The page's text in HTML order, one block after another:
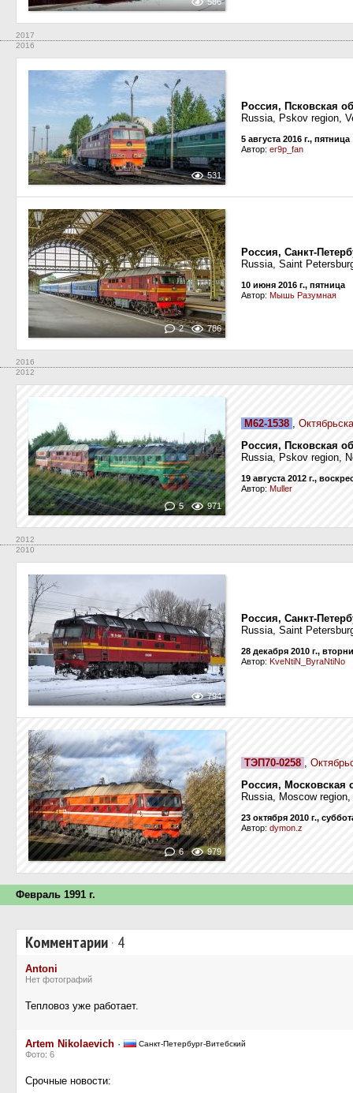
2017
2016
531
Россия, Псковская
Russia, Pskov region,
5 августа 2016 г., пятница
Автор: er9p_fan
2 786
Россия, Санкт-
Russia, Saint
10 июня 2016 г., пятница
Автор: Мышь Разумная
2016
2012
5 971
М62-1538 ,
Россия, Псковская
Russia, Pskov region,
19 августа 2012 г.,
Автор: Muller
2012
2010
794
Россия, Санкт-
Russia, Saint
28 декабря 2010 г.,
Автор: KveNtiN_ByraNtiNo
6 979
ТЭП70-0258 ,
Россия, Московская
Russia, Moscow
23 октября 2010 г.,
Автор: dymon.z
Февраль 1991 г.
Комментарии· 4
Antoni
Нет фотографий
Тепловоз уже работает.
Artem Nikolaevich · Санкт-Петербург-Витебский
Фото: 6
Срочные новости: